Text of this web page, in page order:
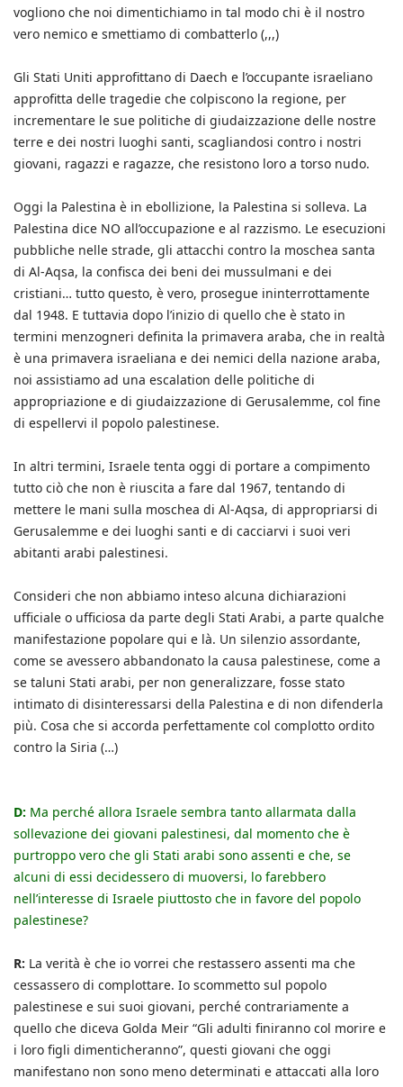
vogliono che noi dimentichiamo in tal modo chi è il nostro
vero nemico e smettiamo di combatterlo (,,,)
Gli Stati Uniti approfittano di Daech e l’occupante israeliano
approfitta delle tragedie che colpiscono la regione, per
incrementare le sue politiche di giudaizzazione delle nostre
terre e dei nostri luoghi santi, scagliandosi contro i nostri
giovani, ragazzi e ragazze, che resistono loro a torso nudo.
Oggi la Palestina è in ebollizione, la Palestina si solleva. La
Palestina dice NO all’occupazione e al razzismo. Le esecuzioni
pubbliche nelle strade, gli attacchi contro la moschea santa
di Al-Aqsa, la confisca dei beni dei mussulmani e dei
cristiani… tutto questo, è vero, prosegue ininterrottamente
dal 1948. E tuttavia dopo l’inizio di quello che è stato in
termini menzogneri definita la primavera araba, che in realtà
è una primavera israeliana e dei nemici della nazione araba,
noi assistiamo ad una escalation delle politiche di
appropriazione e di giudaizzazione di Gerusalemme, col fine
di espellervi il popolo palestinese.
In altri termini, Israele tenta oggi di portare a compimento
tutto ciò che non è riuscita a fare dal 1967, tentando di
mettere le mani sulla moschea di Al-Aqsa, di appropriarsi di
Gerusalemme e dei luoghi santi e di cacciarvi i suoi veri
abitanti arabi palestinesi.
Consideri che non abbiamo inteso alcuna dichiarazioni
ufficiale o ufficiosa da parte degli Stati Arabi, a parte qualche
manifestazione popolare qui e là. Un silenzio assordante,
come se avessero abbandonato la causa palestinese, come a
se taluni Stati arabi, per non generalizzare, fosse stato
intimato di disinteressarsi della Palestina e di non difenderla
più. Cosa che si accorda perfettamente col complotto ordito
contro la Siria (…)
D: Ma perché allora Israele sembra tanto allarmata dalla
sollevazione dei giovani palestinesi, dal momento che è
purtroppo vero che gli Stati arabi sono assenti e che, se
alcuni di essi decidessero di muoversi, lo farebbero
nell’interesse di Israele piuttosto che in favore del popolo
palestinese?
R: La verità è che io vorrei che restassero assenti ma che
cessassero di complottare. Io scommetto sul popolo
palestinese e sui suoi giovani, perché contrariamente a
quello che diceva Golda Meir “Gli adulti finiranno col morire e
i loro figli dimenticheranno”, questi giovani che oggi
manifestano non sono meno determinati e attaccati alla loro